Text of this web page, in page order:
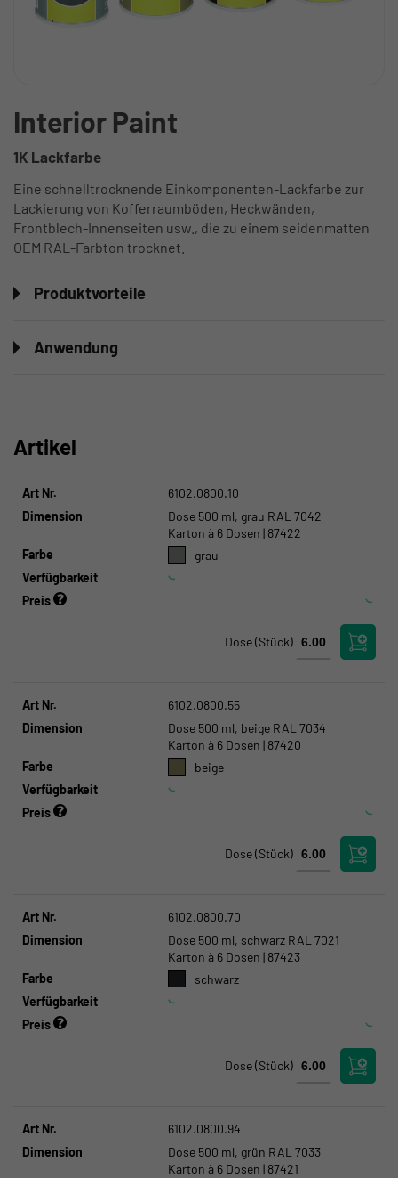
Interior Paint
1K Lackfarbe
Eine schnelltrocknende Einkomponenten-Lackfarbe zur
Lackierung von Kofferraumböden, Heckwänden,
Frontblech-Innenseiten usw., die zu einem seidenmatten
OEM RAL-Farbton trocknet.
Produktvorteile
Anwendung
Artikel
Art Nr.
6102.0800.10
Dimension
Dose 500 ml, grau RAL 7042
Karton à 6 Dosen | 87422
Farbe
grau
Verfügbarkeit
Preis
Dose(Stück)
Art Nr.
6102.0800.55
Dimension
Dose 500 ml, beige RAL 7034
Karton à 6 Dosen | 87420
Farbe
beige
Verfügbarkeit
Preis
Dose(Stück)
Art Nr.
6102.0800.70
Dimension
Dose 500 ml, schwarz RAL 7021
Karton à 6 Dosen | 87423
Farbe
schwarz
Verfügbarkeit
Preis
Dose(Stück)
Art Nr.
6102.0800.94
Dimension
Dose 500 ml, grün RAL 7033
Karton à 6 Dosen | 87421